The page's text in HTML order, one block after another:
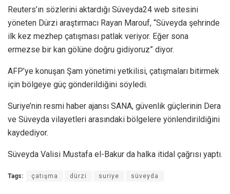
Reuters’ın sözlerini aktardığı Süveyda24 web sitesini
yöneten Dürzi araştırmacı Rayan Marouf, “Süveyda şehrinde
ilk kez mezhep çatışması patlak veriyor. Eğer sona
ermezse bir kan gölüne doğru gidiyoruz” diyor.
AFP’ye konuşan Şam yönetimi yetkilisi, çatışmaları bitirmek
için bölgeye güç gönderildiğini söyledi.
Suriye’nin resmi haber ajansı SANA, güvenlik güçlerinin Dera
ve Süveyda vilayetleri arasındaki bölgelere yönlendirildiğini
kaydediyor.
Süveyda Valisi Mustafa el-Bakur da halka itidal çağrısı yaptı.
Tags: çatışma dürzi suriye süveyda